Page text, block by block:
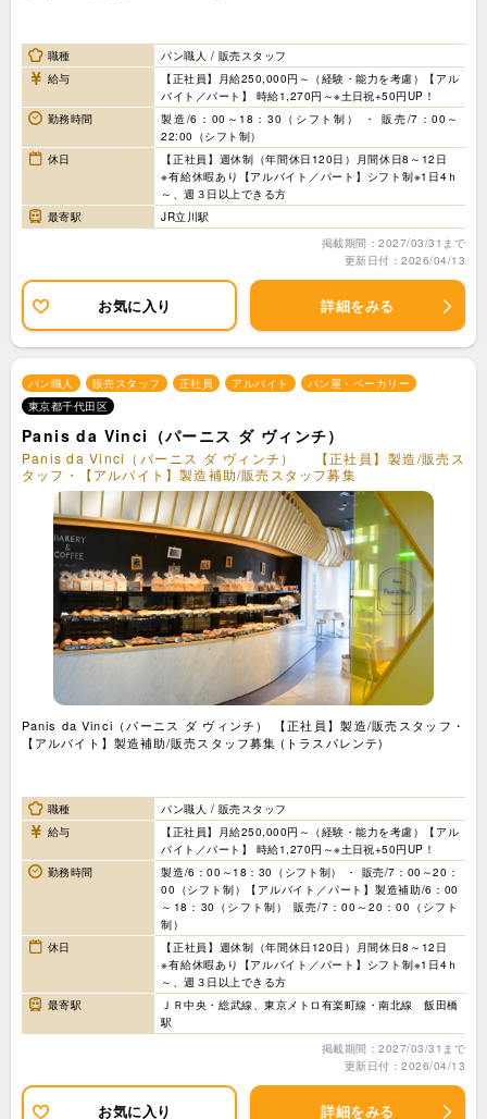
職種
パン職人 / 販売スタッフ
給与
【正社員】月給250,000円～（経験・能力を考慮）【アル
バイト／パート】 時給1,270円～※土日祝+50円UP！
勤務時間
製造/6：00～18：30（シフト制） ・ 販売/7：00～
22:00（シフト制）
休日
【正社員】週休制（年間休日120日）月間休日8～12日
※有給休暇あり【アルバイト／パート】シフト制※1日4ｈ
～、週３日以上できる方
最寄駅
JR立川駅
掲載期間：2027/03/31まで
更新日付：2026/04/13
お気に入り 詳細をみる
パン職人 販売スタッフ 正社員 アルバイト
パン屋・ベーカリー
東京都千代田区
Panis da Vinci（パーニス ダ ヴィンチ）
Panis da Vinci（パーニス ダ ヴィンチ） 【正社員】製造/販売ス
タッフ・【アルバイト】製造補助/販売スタッフ募集
Panis da Vinci（パーニス ダ ヴィンチ） 【正社員】製造/販売スタッフ・
【アルバイト】製造補助/販売スタッフ募集 (トラスパレンテ)
職種
パン職人 / 販売スタッフ
給与
【正社員】月給250,000円～（経験・能力を考慮）【アル
バイト／パート】 時給1,270円～※土日祝+50円UP！
勤務時間
製造/6：00～18：30（シフト制） ・ 販売/7：00～20：
00（シフト制）【アルバイト／パート】製造補助/6：00
～18：30（シフト制） 販売/7：00～20：00（シフト
制）
休日
【正社員】週休制（年間休日120日）月間休日8～12日
※有給休暇あり【アルバイト／パート】シフト制※1日4ｈ
～、週３日以上できる方
最寄駅
ＪＲ中央・総武線、東京メトロ有楽町線・南北線 飯田橋
駅
掲載期間：2027/03/31まで
更新日付：2026/04/13
お気に入り 詳細をみる